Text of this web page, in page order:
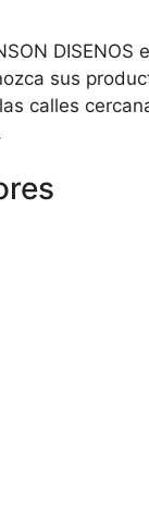
DISENOS
sus
calles